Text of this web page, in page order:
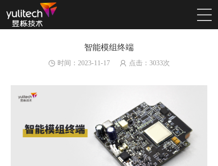
智能模组终端
时间：2023-11-17 点击： 3033次